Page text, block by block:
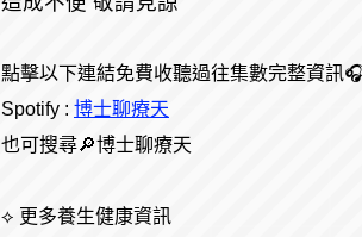
點擊以下連結免費收聽過往集數完整資訊
Spotify : 博士聊療天
也可搜尋🔎博士聊療天
⟡ 更多養生健康資訊